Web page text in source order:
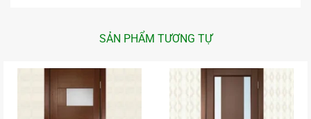
SẢN PHẨM TƯƠNG TỰ